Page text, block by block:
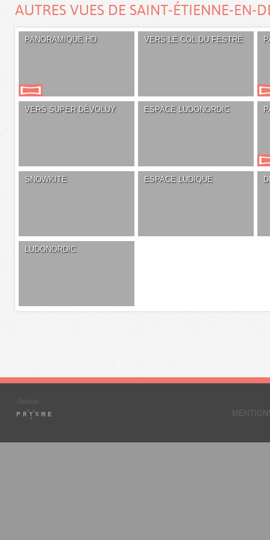
AUTRES VUES DE SAINT-ÉTIENNE-EN-
PANORAMIQUE HD VERS LE COL DU FESTRE
VERS SUPER DÉVOLUY ESPACE LUDONORDIC
SNOWKITE ESPACE LUDIQUE
LUDONORDIC